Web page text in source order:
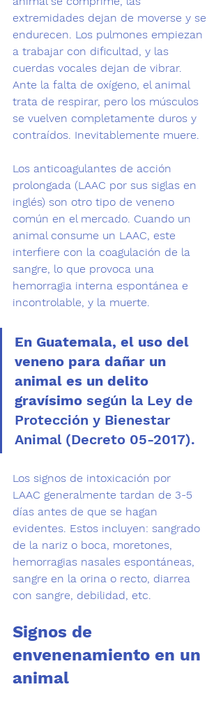
extremidades dejan de moverse y se
endurecen. Los pulmones empiezan
a trabajar con dificultad, y las
cuerdas vocales dejan de vibrar.
Ante la falta de oxígeno, el animal
trata de respirar, pero los músculos
se vuelven completamente duros y
contraídos. Inevitablemente muere.
Los anticoagulantes de acción
prolongada (LAAC por sus siglas en
inglés) son otro tipo de veneno
común en el mercado. Cuando un
animal consume un LAAC, este
interfiere con la coagulación de la
sangre, lo que provoca una
hemorragia interna espontánea e
incontrolable, y la muerte.
En Guatemala, el uso del
veneno para dañar un
animal es un delito
gravísimo según la Ley de
Protección y Bienestar
Animal (Decreto 05-2017).
Los signos de intoxicación por
LAAC generalmente tardan de 3-5
días antes de que se hagan
evidentes. Estos incluyen: sangrado
de la nariz o boca, moretones,
hemorragias nasales espontáneas,
sangre en la orina o recto, diarrea
con sangre, debilidad, etc.
Signos de
envenenamiento en un
animal